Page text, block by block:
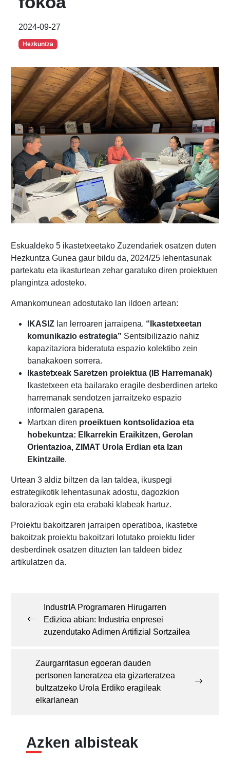
2024-09-27
Hezkuntza
Eskualdeko 5 ikastetxeetako Zuzendariek osatzen duten
Hezkuntza Gunea gaur bildu da, 2024/25 lehentasunak
partekatu eta ikasturtean zehar garatuko diren proiektuen
plangintza adosteko.
Amankomunean adostutako lan ildoen artean:
IKASIZlan lerroaren jarraipena. “Ikastetxeetan
komunikazio estrategia” Sentsibilizazio nahiz
kapazitaziora bideratuta espazio kolektibo zein
banakakoen sorrera.
Ikastetxeak Saretzen proiektua (IB Harremanak)
Ikastetxeen eta bailarako eragile desberdinen arteko
harremanak sendotzen jarraitzeko espazio
informalen garapena.
Martxan diren proeiktuen kontsolidazioa eta
hobekuntza: Elkarrekin Eraikitzen, Gerolan
Orientazioa, ZIMAT Urola Erdian eta Izan
Ekintzaile.
Urtean 3 aldiz biltzen da lan taldea, ikuspegi
estrategikotik lehentasunak adostu, dagozkion
balorazioak egin eta erabaki klabeak hartuz.
Proiektu bakoitzaren jarraipen operatiboa, ikastetxe
bakoitzak proiektu bakoitzari lotutako proiektu lider
desberdinek osatzen dituzten lan taldeen bidez
artikulatzen da.
IndustrIA Programaren Hirugarren
Edizioa abian: Industria enpresei
zuzendutako Adimen Artifizial Sortzailea
Zaurgarritasun egoeran dauden
pertsonen laneratzea eta gizarteratzea
bultzatzeko Urola Erdiko eragileak
elkarlanean
Azken albisteak